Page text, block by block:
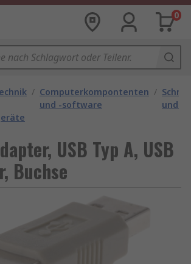
0
/ Computerkompontenten
und -software
/
und -
USB Typ A, USB
Buchse